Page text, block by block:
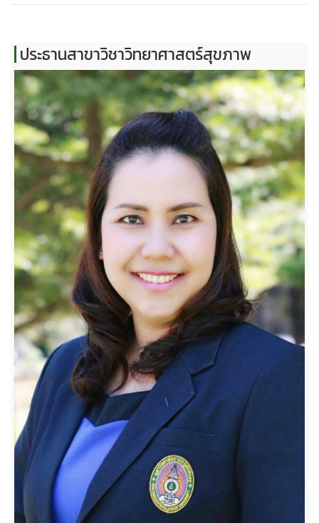
ประธานสาขาวิชาวิทยาศาสตร์สุขภาพ